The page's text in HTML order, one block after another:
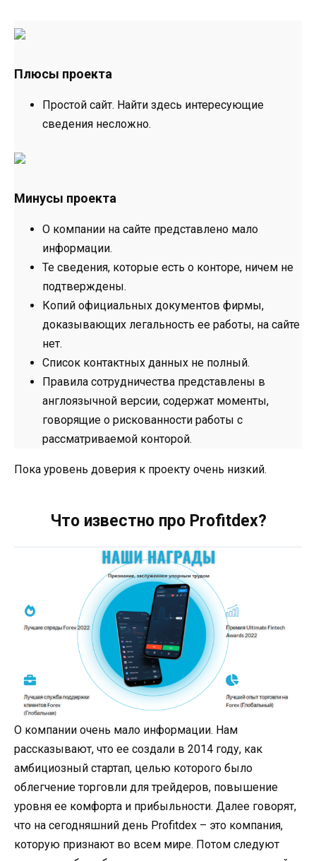
Плюсы проекта
Простой сайт. Найти здесь интересующие
сведения несложно.
Минусы проекта
О компании на сайте представлено мало
информации.
Те сведения, которые есть о конторе, ничем не
подтверждены.
Копий официальных документов фирмы,
доказывающих легальность ее работы, на сайте
нет.
Список контактных данных не полный.
Правила сотрудничества представлены в
англоязычной версии, содержат моменты,
говорящие о рискованности работы с
рассматриваемой конторой.
Пока уровень доверия к проекту очень низкий.
Что известно про Profitdex?
О компании очень мало информации. Нам
рассказывают, что ее создали в 2014 году, как
амбициозный стартап, целью которого было
облегчение торговли для трейдеров, повышение
уровня ее комфорта и прибыльности. Далее говорят,
что на сегодняшний день Profitdex – это компания,
которую признают во всем мире. Потом следуют